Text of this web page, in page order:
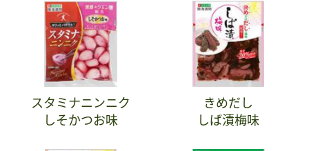
スタミナニンニク
しそかつお味
きめだし
しば漬梅味